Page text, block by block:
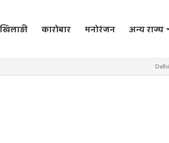
कारोबार मनोरंजन अन्य राज्य
Delhi